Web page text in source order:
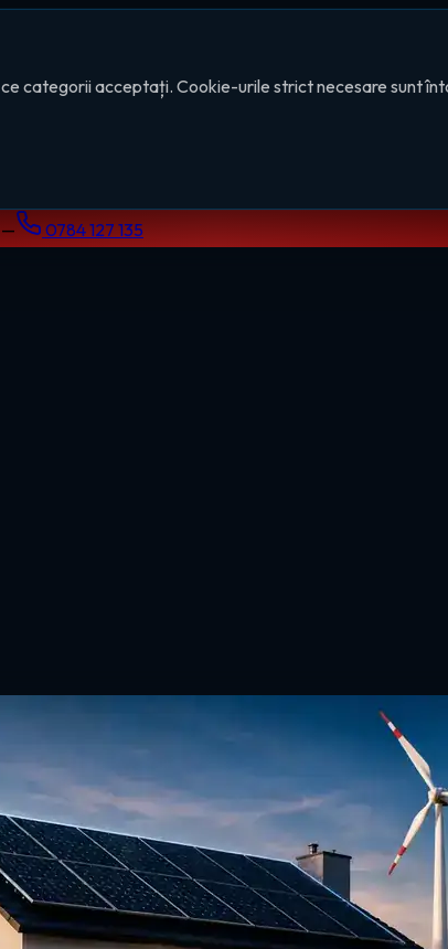
categorii acceptați. Cookie-urile strict necesare sunt
— 0784 127 135